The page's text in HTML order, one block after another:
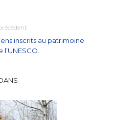
inscrits au patrimoine